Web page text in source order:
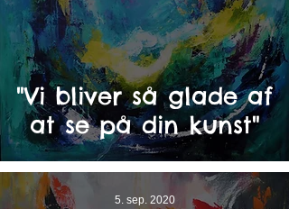
"Vi bliver så glade af
at se på din kunst"
5. sep. 2020